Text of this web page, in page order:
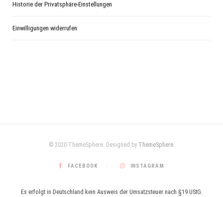
Historie der Privatsphäre-Einstellungen
Einwilligungen widerrufen
© 2020 ThemeSphere. Designed by ThemeSphere.
FACEBOOK INSTAGRAM
Es erfolgt in Deutschland kein Ausweis der Umsatzsteuer nach §19 UStG.